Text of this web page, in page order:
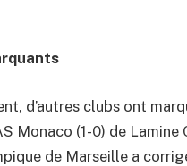
d’autres clubs ont
Monaco (1-0) de
de Marseille a